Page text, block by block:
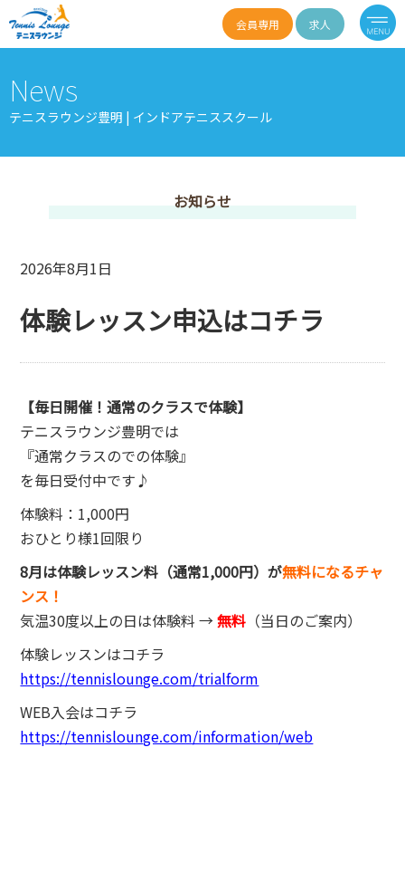
会員専用 求人
News
テニスラウンジ豊明 | インドアテニススクール
お知らせ
2026年8月1日
体験レッスン申込はコチラ
【毎日開催！通常のクラスで体験】
テニスラウンジ豊明では
『通常クラスのでの体験』
を毎日受付中です♪
体験料：1,000円
おひとり様1回限り
8月は体験レッスン料（通常1,000円）が無料になるチャ
ンス！
気温30度以上の日は体験料 →無料 （当日のご案内）
体験レッスンはコチラ
https://tennislounge.com/trialform
WEB入会はコチラ
https://tennislounge.com/information/web